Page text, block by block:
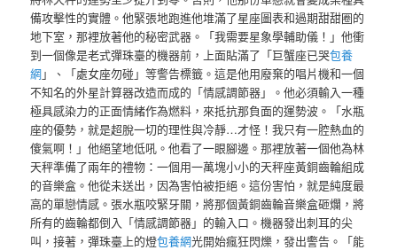
備攻擊性的實體。他緊張地跑進他堆滿了星座圖表和過期甜甜圈的
地下室，那裡放著他的秘密武器。「我需要星象學輔助儀！」他衝
到一個像是老式彈珠臺的機器前，上面貼滿了「巨蟹座已哭包養
網」、「處女座勿碰」等警告標籤。這是他用廢棄的唱片機和一個
不知名的外星計算器改造而成的「情感調節器」。他必須輸入一種
極具感染力的正面情緒作為燃料，來抵抗那負面的運勢波。「水瓶
座的優勢，就是超脫一切的理性與冷靜…才怪！我只有一腔熱血的
傻氣啊！」他絕望地低吼。他看了一眼腳邊。那裡放著一個他為林
天秤準備了兩年的禮物：一個用一萬塊小小的天秤座黃銅齒輪組成
的音樂盒。他從未送出，因為害怕被拒絕。這份害怕，就是純度最
高的單戀情感。張水瓶咬緊牙關，將那個黃銅齒輪音樂盒砸爛，將
所有的齒輪都倒入「情感調節器」的輸入口。機器發出刺耳的尖
叫，接著，彈珠臺上的燈包養網光開始瘋狂閃爍，發出警告。「能